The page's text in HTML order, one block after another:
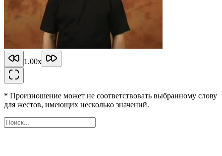
1.00x
* Произношение может не соответствовать выбранному слову
для жестов, имеющих несколько значений.